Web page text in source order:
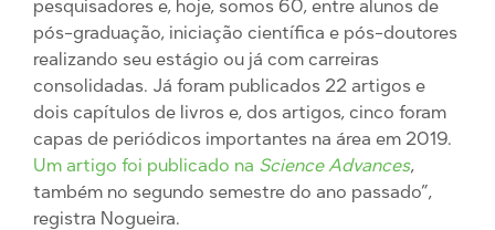
pesquisadores e, hoje, somos 60, entre alunos de
pós-graduação, iniciação científica e pós-doutores
realizando seu estágio ou já com carreiras
consolidadas. Já foram publicados 22 artigos e
dois capítulos de livros e, dos artigos, cinco foram
capas de periódicos importantes na área em 2019.
Um artigo foi publicado na Science Advances,
também no segundo semestre do ano passado”,
registra Nogueira.